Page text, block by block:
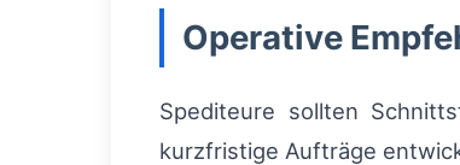
Operative
Spediteure sollten
kurzfristige Aufträge